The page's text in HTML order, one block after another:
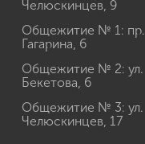
Челюскинцев, 9
Общежитие № 1: пр.
Гагарина, 6
Общежитие № 2: ул.
Бекетова, 6
Общежитие № 3: ул.
Челюскинцев, 17